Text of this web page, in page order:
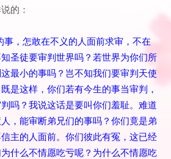
的：
事，怎敢在不义的人面前求审，不在
圣徒要审判世界吗？若世界为你们所
最小的事吗？岂不知我们要审判天使
是这样，你们若有今生的事当审判，
吗？我说这话是要叫你们羞耻。难道
，能审断弟兄们的事吗？你们竟是弟
主的人面前。你们彼此有冤，这已经
什么不情愿吃亏呢？为什么不情愿吃